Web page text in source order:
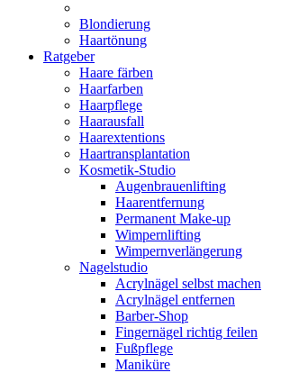
Blondierung
Haartönung
Ratgeber
Haare färben
Haarfarben
Haarpflege
Haarausfall
Haarextentions
Haartransplantation
Kosmetik-Studio
Augenbrauenlifting
Haarentfernung
Permanent Make-up
Wimpernlifting
Wimpernverlängerung
Nagelstudio
Acrylnägel selbst machen
Acrylnägel entfernen
Barber-Shop
Fingernägel richtig feilen
Fußpflege
Maniküre